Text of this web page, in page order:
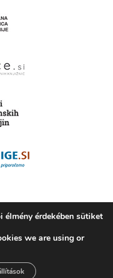
TrueCAD d.o.o.
ISSN 2350-5559
érdekében sütiket
we are using or